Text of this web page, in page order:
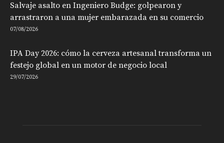
Salvaje asalto en Ingeniero Budge: golpearon y
arrastraron a una mujer embarazada en su comercio
07/08/2026
IPA Day 2026: cómo la cerveza artesanal transforma un
festejo global en un motor de negocio local
29/07/2026